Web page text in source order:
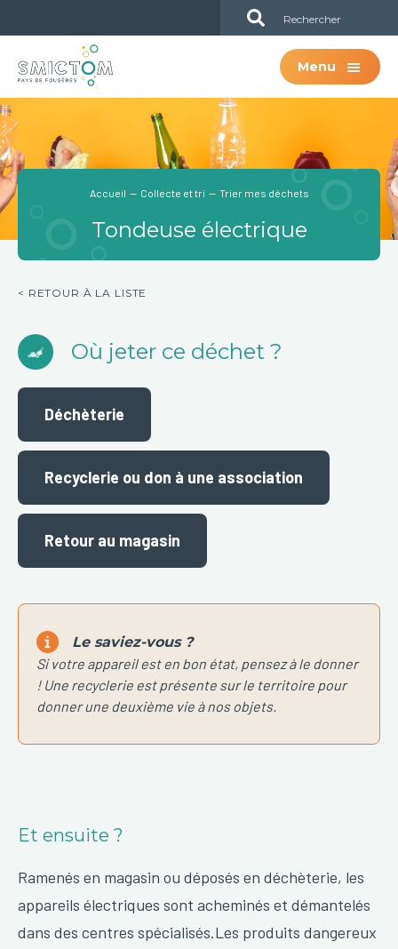
au
contenu
principal
à
barre
latérale
principale
Sub
Header
Menu
Tondeuse électrique
Accueil — Collecte et tri — Trier mes déchets
< RETOUR À LA LISTE
Où jeter ce déchet ?
Déchèterie
Recyclerie ou don à une association
Retour au magasin
Le saviez-vous ?
Si votre appareil est en bon état, pensez à le donner
! Une recyclerie est présente sur le territoire pour
donner une deuxième vie à nos objets.
Et ensuite ?
Ramenés en magasin ou déposés en déchèterie, les
appareils électriques sont acheminés et démantelés
dans des centres spécialisés.Les produits dangereux